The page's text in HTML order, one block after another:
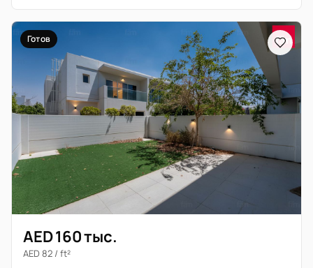
Готов
AED 160 тыс.
AED 82 / ft²